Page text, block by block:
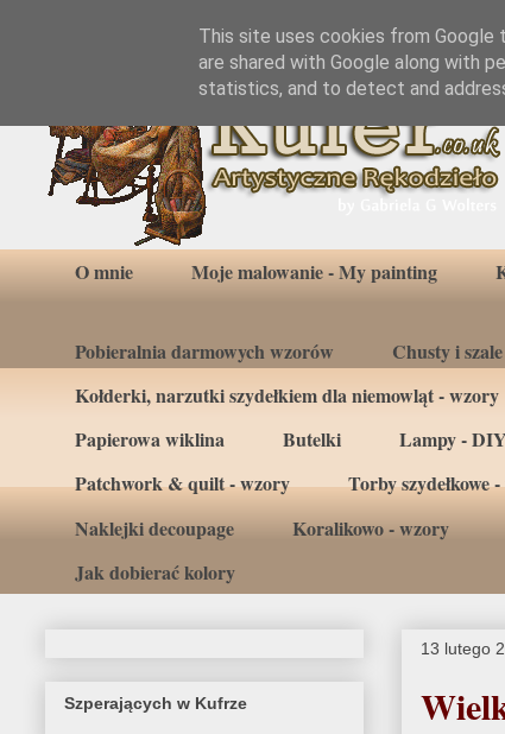
O mnie Moje malowanie - My painting
Pobieralnia darmowych wzorów Chusty i
Kołderki, narzutki szydełkiem dla niemowląt - wzory
Papierowa wiklina
Butelki Lampy -
Patchwork & quilt - wzory
Torby szydełkowe
Naklejki decoupage
Koralikowo - wzory
Jak dobierać kolory
13 lutego
Szperających w Kufrze
This site uses cookies from Google
are shared with Google along with
statistics, and to detect and